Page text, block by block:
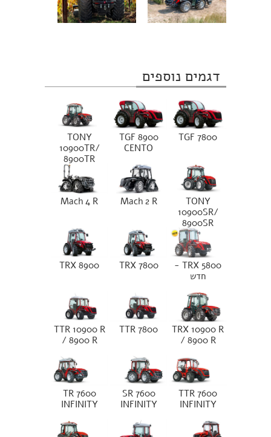
דגמים נוספים
TGF 7800
TGF 8900
CENTO
TONY
10900TR/
8900TR
TONY
10900SR/
8900SR
Mach 2 R
Mach 4 R
TRX 5800 -
חדש
TRX 7800
TRX 8900
TRX 10900 R
/ 8900 R
TTR 7800
TTR 10900 R
/ 8900 R
TTR 7600
INFINITY
SR 7600
INFINITY
TR 7600
INFINITY